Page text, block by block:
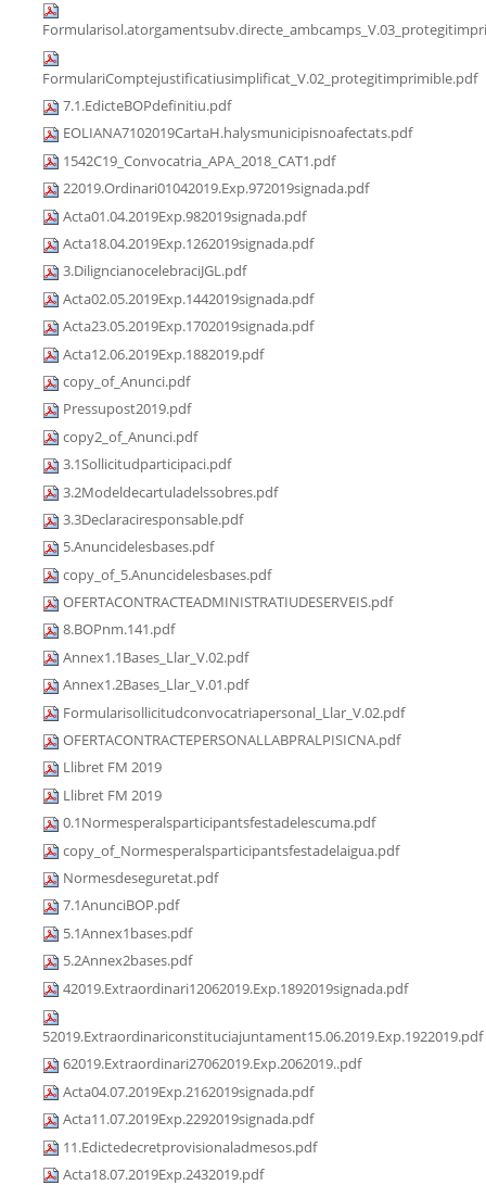
FormulariComptejustificatiusimplificat_V.02_protegitimprimible.pdf
7.1.EdicteBOPdefinitiu.pdf
EOLIANA7102019CartaH.halysmunicipisnoafectats.pdf
1542C19_Convocatria_APA_2018_CAT1.pdf
22019.Ordinari01042019.Exp.972019signada.pdf
Acta01.04.2019Exp.982019signada.pdf
Acta18.04.2019Exp.1262019signada.pdf
3.DiligncianocelebraciJGL.pdf
Acta02.05.2019Exp.1442019signada.pdf
Acta23.05.2019Exp.1702019signada.pdf
Acta12.06.2019Exp.1882019.pdf
copy_of_Anunci.pdf
Pressupost2019.pdf
copy2_of_Anunci.pdf
3.1Sollicitudparticipaci.pdf
3.2Modeldecartuladelssobres.pdf
3.3Declaraciresponsable.pdf
5.Anuncidelesbases.pdf
copy_of_5.Anuncidelesbases.pdf
OFERTACONTRACTEADMINISTRATIUDESERVEIS.pdf
8.BOPnm.141.pdf
Annex1.1Bases_Llar_V.02.pdf
Annex1.2Bases_Llar_V.01.pdf
Formularisollicitudconvocatriapersonal_Llar_V.02.pdf
OFERTACONTRACTEPERSONALLABPRALPISICNA.pdf
Llibret FM 2019
Llibret FM 2019
0.1Normesperalsparticipantsfestadelescuma.pdf
copy_of_Normesperalsparticipantsfestadelaigua.pdf
Normesdeseguretat.pdf
7.1AnunciBOP.pdf
5.1Annex1bases.pdf
5.2Annex2bases.pdf
42019.Extraordinari12062019.Exp.1892019signada.pdf
52019.Extraordinariconstituciajuntament15.06.2019.Exp.1922019.pdf
62019.Extraordinari27062019.Exp.2062019..pdf
Acta04.07.2019Exp.2162019signada.pdf
Acta11.07.2019Exp.2292019signada.pdf
11.Edictedecretprovisionaladmesos.pdf
Acta18.07.2019Exp.2432019.pdf